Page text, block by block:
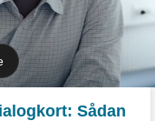
Sådan